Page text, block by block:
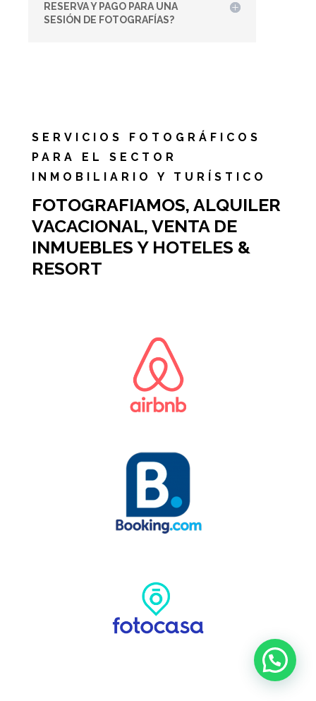
RESERVA Y PAGO PARA UNA
SESIÓN DE FOTOGRAFÍAS?
SERVICIOS FOTOGRÁFICOS
PARA EL SECTOR
INMOBILIARIO Y TURÍSTICO
FOTOGRAFIAMOS, ALQUILER
VACACIONAL, VENTA DE
INMUEBLES Y HOTELES &
RESORT